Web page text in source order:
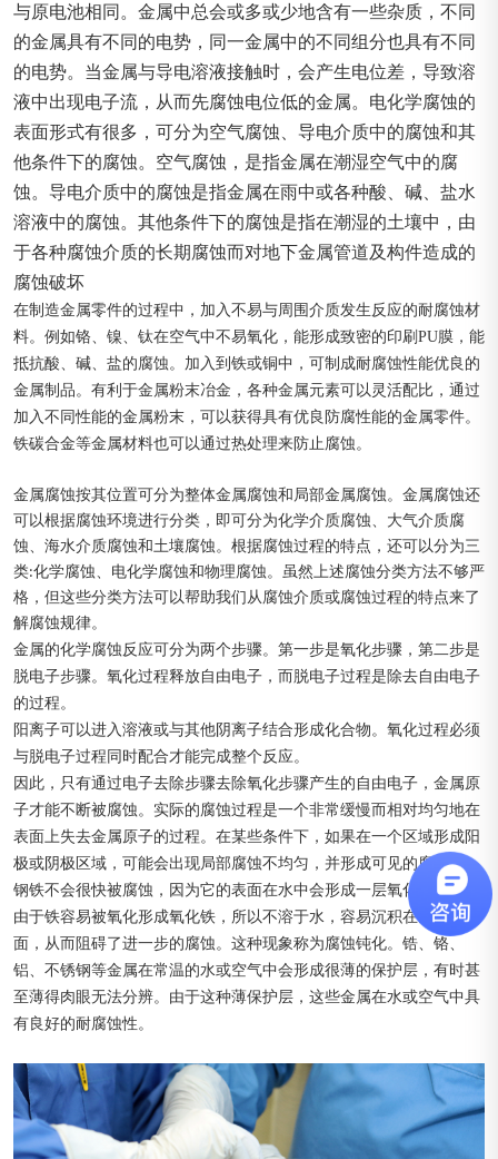
与原电池相同。金属中总会或多或少地含有一些杂质，不同
的金属具有不同的电势，同一金属中的不同组分也具有不同
的电势。当金属与导电溶液接触时，会产生电位差，导致溶
液中出现电子流，从而先腐蚀电位低的金属。电化学腐蚀的
表面形式有很多，可分为空气腐蚀、导电介质中的腐蚀和其
他条件下的腐蚀。空气腐蚀，是指金属在潮湿空气中的腐
蚀。导电介质中的腐蚀是指金属在雨中或各种酸、碱、盐水
溶液中的腐蚀。其他条件下的腐蚀是指在潮湿的土壤中，由
于各种腐蚀介质的长期腐蚀而对地下金属管道及构件造成的
腐蚀破坏
在制造金属零件的过程中，加入不易与周围介质发生反应的耐腐蚀材
料。例如铬、镍、钛在空气中不易氧化，能形成致密的印刷PU膜，能
抵抗酸、碱、盐的腐蚀。加入到铁或铜中，可制成耐腐蚀性能优良的
金属制品。有利于金属粉末冶金，各种金属元素可以灵活配比，通过
加入不同性能的金属粉末，可以获得具有优良防腐性能的金属零件。
铁碳合金等金属材料也可以通过热处理来防止腐蚀。
金属腐蚀按其位置可分为整体金属腐蚀和局部金属腐蚀。金属腐蚀还
可以根据腐蚀环境进行分类，即可分为化学介质腐蚀、大气介质腐
蚀、海水介质腐蚀和土壤腐蚀。根据腐蚀过程的特点，还可以分为三
类:化学腐蚀、电化学腐蚀和物理腐蚀。虽然上述腐蚀分类方法不够严
格，但这些分类方法可以帮助我们从腐蚀介质或腐蚀过程的特点来了
解腐蚀规律。
金属的化学腐蚀反应可分为两个步骤。第一步是氧化步骤，第二步是
脱电子步骤。氧化过程释放自由电子，而脱电子过程是除去自由电子
的过程。
阳离子可以进入溶液或与其他阴离子结合形成化合物。氧化过程必须
与脱电子过程同时配合才能完成整个反应。
因此，只有通过电子去除步骤去除氧化步骤产生的自由电子，金属原
子才能不断被腐蚀。实际的腐蚀过程是一个非常缓慢而相对均匀地在
表面上失去金属原子的过程。在某些条件下，如果在一个区域形成阳
极或阴极区域，可能会出现局部腐蚀不均匀，并形成可见的腐蚀坑。
钢铁不会很快被腐蚀，因为它的表面在水中会形成一层氧化保护层。
由于铁容易被氧化形成氧化铁，所以不溶于水，容易沉积在金属表
面，从而阻碍了进一步的腐蚀。这种现象称为腐蚀钝化。锆、铬、
铝、不锈钢等金属在常温的水或空气中会形成很薄的保护层，有时甚
至薄得肉眼无法分辨。由于这种薄保护层，这些金属在水或空气中具
有良好的耐腐蚀性。